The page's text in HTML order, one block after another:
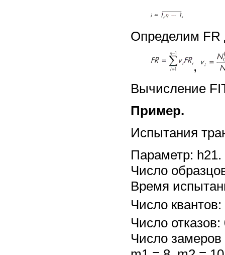
Определим FR
,
Вычисление
Пример.
Испытания
Параметр: h21.
Число
Время
Число
Число отказов:
Число